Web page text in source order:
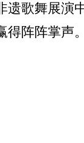
遗歌舞展演
阵阵掌声。